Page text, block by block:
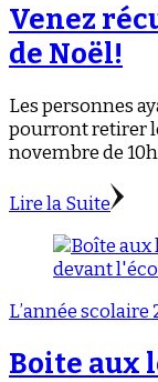
Venez
de Noël!
Les personnes
pourront retirer
novembre de
Lire la Suite
L’année scolaire
Boite aux